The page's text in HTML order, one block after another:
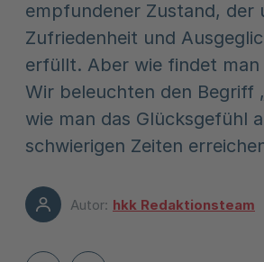
empfundener Zustand, der
Zufriedenheit und
erfüllt. Aber wie findet man
Wir beleuchten den Begriff
wie man das Glücksgefühl
schwierigen Zeiten
Autor: hkk Redaktionsteam